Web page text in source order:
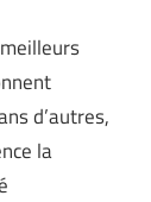
d’autres,
la